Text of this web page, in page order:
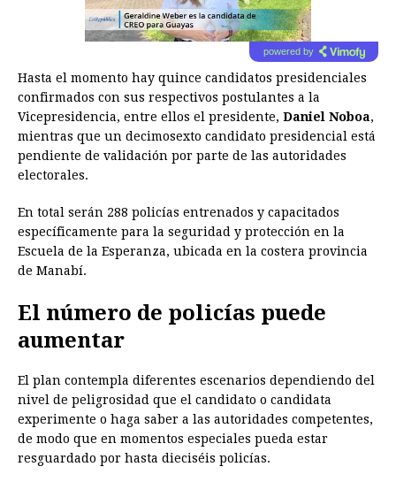
powered by
Hasta el momento hay quince candidatos presidenciales
confirmados con sus respectivos postulantes a la
Vicepresidencia, entre ellos el presidente, Daniel Noboa,
mientras que un decimosexto candidato presidencial está
pendiente de validación por parte de las autoridades
electorales.
En total serán 288 policías entrenados y capacitados
específicamente para la seguridad y protección en la
Escuela de la Esperanza, ubicada en la costera provincia
de Manabí.
El número de policías puede
aumentar
El plan contempla diferentes escenarios dependiendo del
nivel de peligrosidad que el candidato o candidata
experimente o haga saber a las autoridades competentes,
de modo que en momentos especiales pueda estar
resguardado por hasta dieciséis policías.